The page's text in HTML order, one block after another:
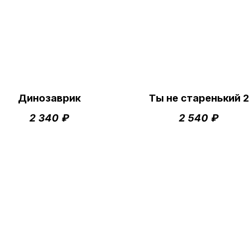
Динозаврик
2 340 ₽
Ты не старенький 2
2 540 ₽